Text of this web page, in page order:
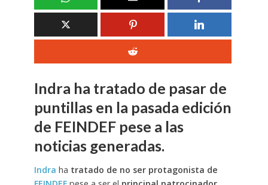
Indra ha tratado de pasar de
puntillas en la pasada edición
de FEINDEF pese a las
noticias generadas.
Indra ha tratado de no ser protagonista de